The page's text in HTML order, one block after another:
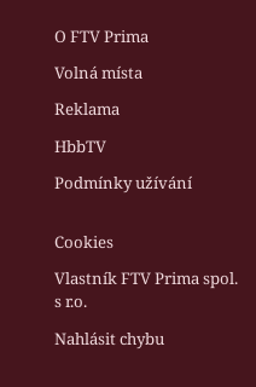
O FTV Prima
Volná místa
Reklama
HbbTV
Podmínky užívání
Cookies
Vlastník FTV Prima spol.
s r.o.
Nahlásit chybu